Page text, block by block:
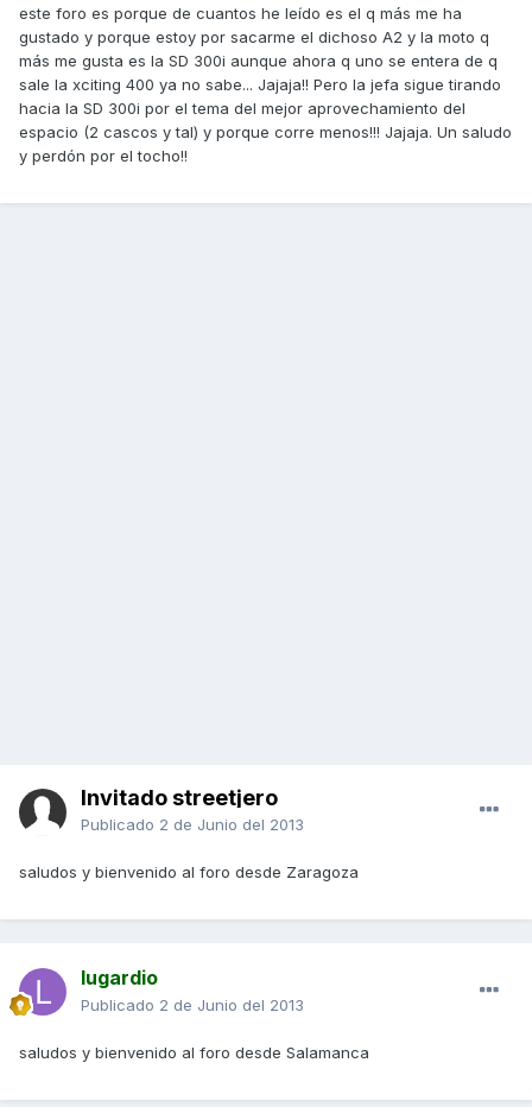
este foro es porque de cuantos he leído es el q más me ha
gustado y porque estoy por sacarme el dichoso A2 y la moto q
más me gusta es la SD 300i aunque ahora q uno se entera de q
sale la xciting 400 ya no sabe... Jajaja!! Pero la jefa sigue tirando
hacia la SD 300i por el tema del mejor aprovechamiento del
espacio (2 cascos y tal) y porque corre menos!!! Jajaja. Un saludo
y perdón por el tocho!!
Invitado streetjero
Publicado 2 de Junio del 2013
saludos y bienvenido al foro desde Zaragoza
lugardio
Publicado 2 de Junio del 2013
saludos y bienvenido al foro desde Salamanca